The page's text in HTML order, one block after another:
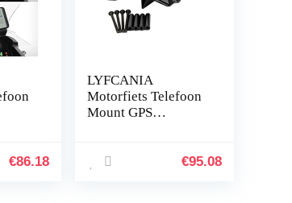
€86.18
LYFCANIA
Motorfiets Telefoon
Mount GPS
Houder met
€95.08